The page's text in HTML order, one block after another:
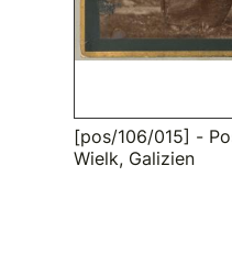
[pos/106/015] -
Wielk, Galizien